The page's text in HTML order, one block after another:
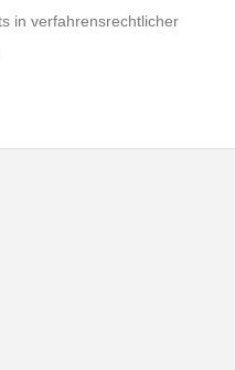
in verfahrensrechtlicher